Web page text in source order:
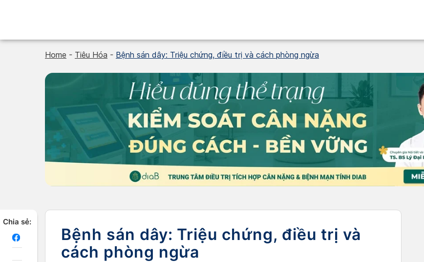
Home - Tiêu Hóa - Bệnh sán dây: Triệu chứng, điều trị và cách phòng ngừa
Chia sẻ:
Bệnh sán dây: Triệu chứng, điều trị và
cách phòng ngừa